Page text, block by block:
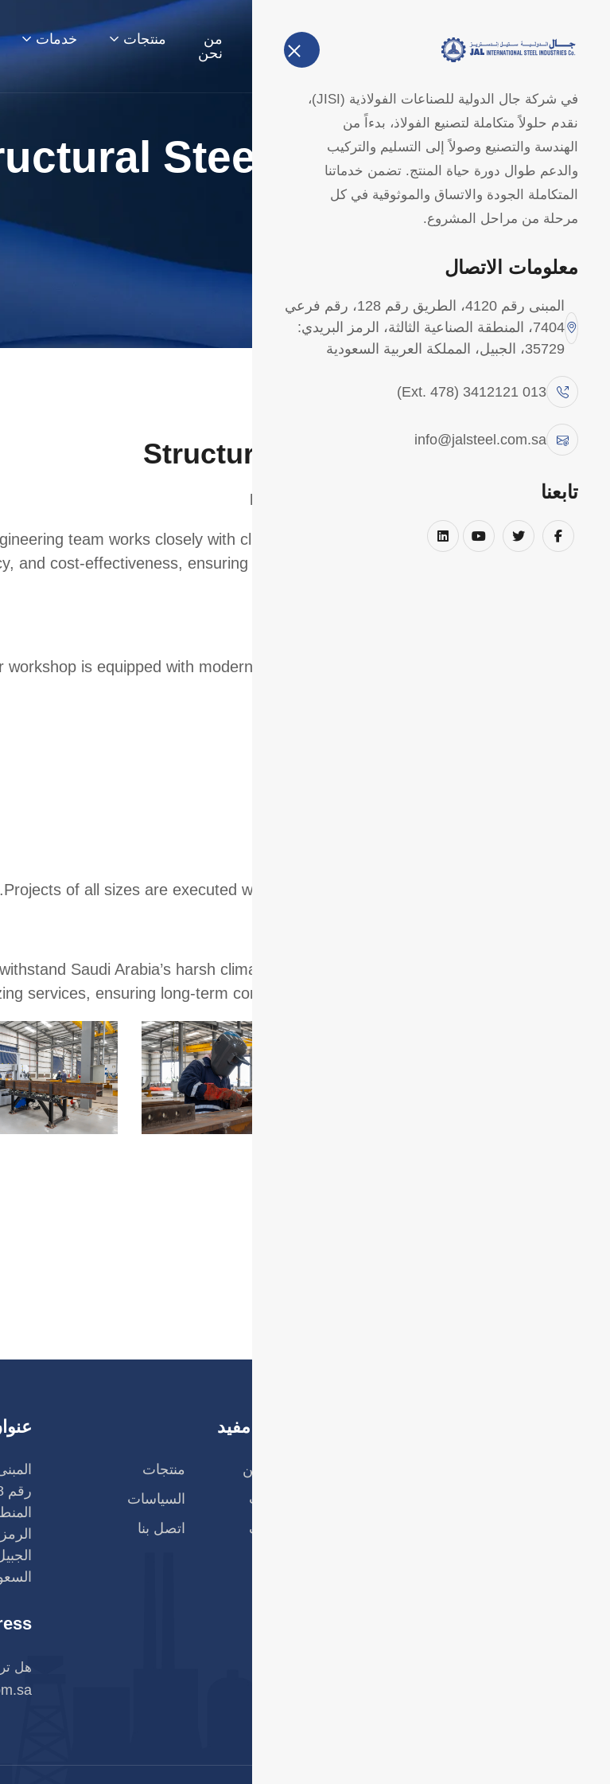
الرئيسية
من
نحن
منتجات خدمات
في شركة جال الدولية للصناعات الفولاذية (JISI)،
نقدم حلولاً متكاملة لتصنيع الفولاذ، بدءاً من
الهندسة والتصنيع وصولاً إلى التسليم والتركيب
والدعم طوال دورة حياة المنتج. تضمن خدماتنا
المتكاملة الجودة والاتساق والموثوقية في كل
مرحلة من مراحل المشروع.
معلومات الاتصال
المبنى رقم 4120، الطريق رقم 128، رقم فرعي
7404، المنطقة الصناعية الثالثة، الرمز البريدي:
35729، الجبيل، المملكة العربية السعودية
013 3412121 (Ext. 478)
info@jalsteel.com.sa
تابعنا
Steel Fabrication
الرئيسيةمنتجاتStructural Steel Fabrication
Structural Steel Fabrication
Engineering & Design Optimization
team works closely with clients to optimize designs for strength,
and cost-effectiveness, ensuring compliance with project specifications
workshop is equipped with modern CNC machinery for precision cutting,
Projects of all sizes are executed with strict quality control at every stage.
Saudi Arabia’s harsh climate, we provide protective coating and
services, ensuring long-term corrosion resistance and asset durability.
رابط مفيد
من نحن
منتجات
خدمات
السياسات
وظائف
اتصل بنا
هل